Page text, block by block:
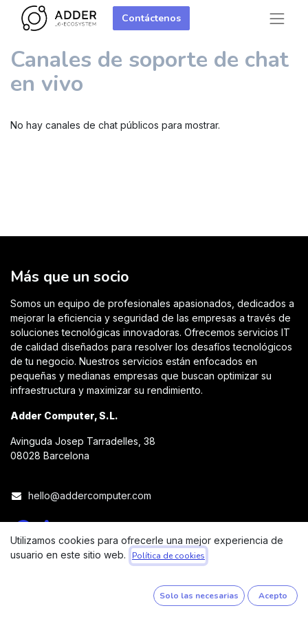
Contáctenos
Canales de soporte de chat
en vivo
No hay canales de chat públicos para mostrar.
Más que un socio
Somos un equipo de profesionales apasionados, dedicados a
mejorar la eficiencia y seguridad de las empresas a través de
soluciones tecnológicas innovadoras. Ofrecemos servicios IT
de calidad diseñados para resolver los desafíos tecnológicos
de tu negocio. Nuestros servicios están enfocados en
pequeñas y medianas empresas que buscan optimizar su
infraestructura y maximizar su rendimiento.
Adder Computer, S.L.
Avinguda Josep Tarradelles, 38
08028 Barcelona
hello@addercomputer.com
Copyright © Adder Computer, S.L. Español
- Una asombrosaCRM Open Source
Utilizamos cookies para ofrecerle una mejor experiencia de
usuario en este sitio web.
Política de cookies
Solo las necesarias Acepto